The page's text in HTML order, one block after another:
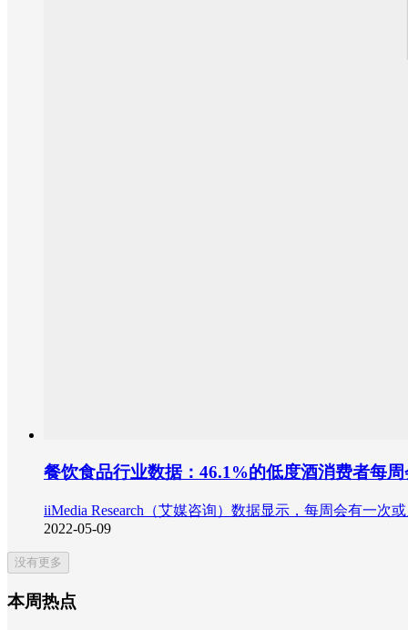
餐饮食品行业数据：46.1%的低度酒消费者每
iiMedia Research（艾媒咨询）数据显示，每周会有一次
2022-05-09
没有更多
本周热点